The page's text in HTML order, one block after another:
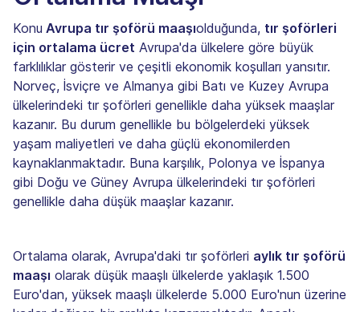
Konu Avrupa tır şoförü maaşıolduğunda, tır şoförleri
için ortalama ücret Avrupa'da ülkelere göre büyük
farklılıklar gösterir ve çeşitli ekonomik koşulları yansıtır.
Norveç, İsviçre ve Almanya gibi Batı ve Kuzey Avrupa
ülkelerindeki tır şoförleri genellikle daha yüksek maaşlar
kazanır. Bu durum genellikle bu bölgelerdeki yüksek
yaşam maliyetleri ve daha güçlü ekonomilerden
kaynaklanmaktadır. Buna karşılık, Polonya ve İspanya
gibi Doğu ve Güney Avrupa ülkelerindeki tır şoförleri
genellikle daha düşük maaşlar kazanır.
Ortalama olarak, Avrupa'daki tır şoförleri aylık tır şoförü
maaşı olarak düşük maaşlı ülkelerde yaklaşık 1.500
Euro'dan, yüksek maaşlı ülkelerde 5.000 Euro'nun üzerine